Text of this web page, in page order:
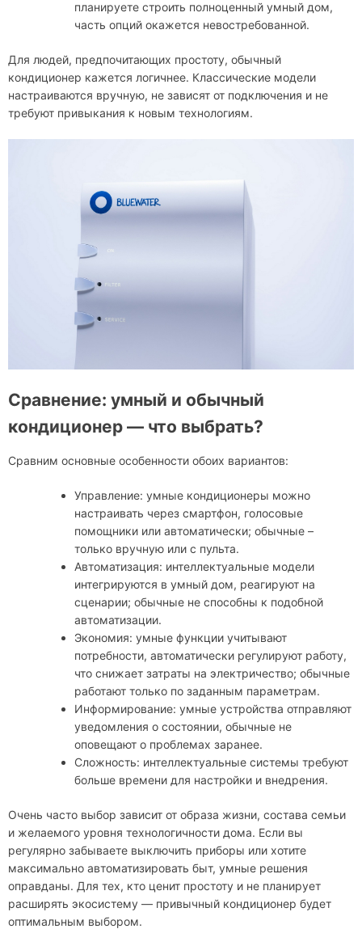
планируете строить полноценный умный дом,
часть опций окажется невостребованной.
Для людей, предпочитающих простоту, обычный
кондиционер кажется логичнее. Классические модели
настраиваются вручную, не зависят от подключения и не
требуют привыкания к новым технологиям.
Сравнение: умный и обычный
кондиционер — что выбрать?
Сравним основные особенности обоих вариантов:
Управление: умные кондиционеры можно
настраивать через смартфон, голосовые
помощники или автоматически; обычные –
только вручную или с пульта.
Автоматизация: интеллектуальные модели
интегрируются в умный дом, реагируют на
сценарии; обычные не способны к подобной
автоматизации.
Экономия: умные функции учитывают
потребности, автоматически регулируют работу,
что снижает затраты на электричество; обычные
работают только по заданным параметрам.
Информирование: умные устройства отправляют
уведомления о состоянии, обычные не
оповещают о проблемах заранее.
Сложность: интеллектуальные системы требуют
больше времени для настройки и внедрения.
Очень часто выбор зависит от образа жизни, состава семьи
и желаемого уровня технологичности дома. Если вы
регулярно забываете выключить приборы или хотите
максимально автоматизировать быт, умные решения
оправданы. Для тех, кто ценит простоту и не планирует
расширять экосистему — привычный кондиционер будет
оптимальным выбором.